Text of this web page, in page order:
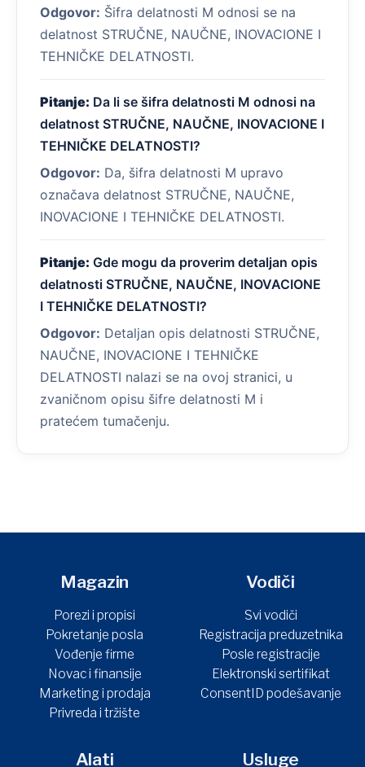
Odgovor: Šifra delatnosti M odnosi se na
delatnost STRUČNE, NAUČNE, INOVACIONE I
TEHNIČKE DELATNOSTI.
Pitanje: Da li se šifra delatnosti M odnosi na
delatnost STRUČNE, NAUČNE, INOVACIONE I
TEHNIČKE DELATNOSTI?
Odgovor: Da, šifra delatnosti M upravo
označava delatnost STRUČNE, NAUČNE,
INOVACIONE I TEHNIČKE DELATNOSTI.
Pitanje: Gde mogu da proverim detaljan opis
delatnosti STRUČNE, NAUČNE, INOVACIONE
I TEHNIČKE DELATNOSTI?
Odgovor: Detaljan opis delatnosti STRUČNE,
NAUČNE, INOVACIONE I TEHNIČKE
DELATNOSTI nalazi se na ovoj stranici, u
zvaničnom opisu šifre delatnosti M i
pratećem tumačenju.
Magazin
Porezi i propisi
Pokretanje posla
Vođenje firme
Novac i finansije
Marketing i prodaja
Privreda i tržište
Vodiči
Svi vodiči
Registracija preduzetnika
Posle registracije
Elektronski sertifikat
ConsentID podešavanje
Alati Usluge